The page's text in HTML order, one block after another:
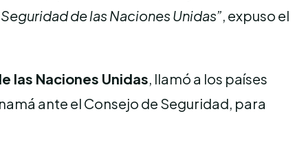
de las Naciones Unidas”, expuso el
las Naciones Unidas, llamó a los países
ante el Consejo de Seguridad, para